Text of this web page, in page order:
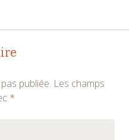
publiée. Les champs
*